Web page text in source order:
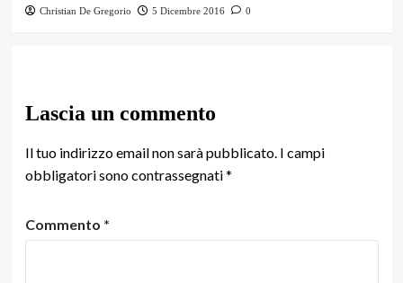
Christian De Gregorio 5 Dicembre 2016 0
Lascia un commento
Il tuo indirizzo email non sarà pubblicato. I campi
obbligatori sono contrassegnati*
Commento *